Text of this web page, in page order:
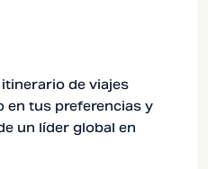
de viajes
en tus preferencias y
un líder global en